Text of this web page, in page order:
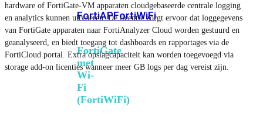
FortiAPFortiWiFi
FortiGate
met
Wi-
Fi
(FortiWiFi)
hardware of FortiGate-VM apparaten cloudgebaseerde centrale logging
en analytics kunnen uitvoeren. De licentie zorgt ervoor dat loggegevens
van FortiGate apparaten naar FortiAnalyzer Cloud worden gestuurd en
geanalyseerd, en biedt toegang tot dashboards en rapportages via de
FortiCloud portal. Extra opslagcapaciteit kan worden toegevoegd via
storage add-on licenties wanneer meer GB logs per dag vereist zijn.